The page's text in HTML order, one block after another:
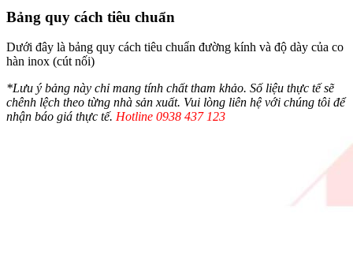
Bảng quy cách tiêu chuẩn
Dưới đây là bảng quy cách tiêu chuẩn đường kính và độ dày của co
hàn inox (cút nối)
*Lưu ý bảng này chỉ mang tính chất tham khảo. Số liệu thực tế sẽ
chênh lệch theo từng nhà sản xuất. Vui lòng liên hệ với chúng tôi để
nhận báo giá thực tế. Hotline 0938 437 123